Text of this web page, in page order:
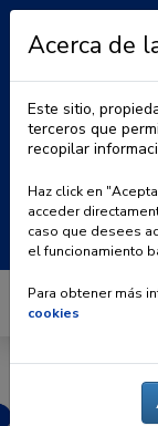
Acerca de
Este sitio,
terceros que
recopilar
Haz click en
acceder
caso que desees
el funcionamiento
Para obtener más
cookies